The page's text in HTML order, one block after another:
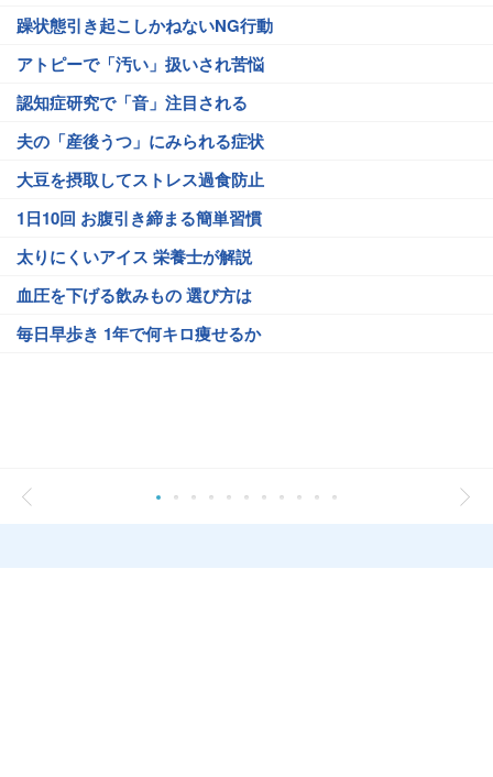
躁状態引き起こしかねないNG行動
アトピーで「汚い」扱いされ苦悩
認知症研究で「音」注目される
夫の「産後うつ」にみられる症状
大豆を摂取してストレス過食防止
1日10回 お腹引き締まる簡単習慣
太りにくいアイス 栄養士が解説
血圧を下げる飲みもの 選び方は
毎日早歩き 1年で何キロ痩せるか